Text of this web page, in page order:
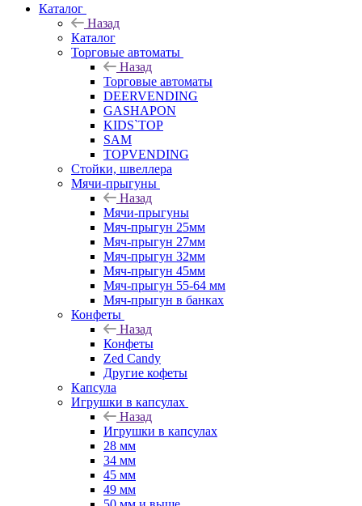
Каталог
Назад
Каталог
Торговые автоматы
Назад
Торговые автоматы
DEERVENDING
GASHAPON
KIDS`TOP
SAM
TOPVENDING
Стойки, швеллера
Мячи-прыгуны
Назад
Мячи-прыгуны
Мяч-прыгун 25мм
Мяч-прыгун 27мм
Мяч-прыгун 32мм
Мяч-прыгун 45мм
Мяч-прыгун 55-64 мм
Мяч-прыгун в банках
Конфеты
Назад
Конфеты
Zed Candy
Другие кофеты
Капсула
Игрушки в капсулах
Назад
Игрушки в капсулах
28 мм
34 мм
45 мм
49 мм